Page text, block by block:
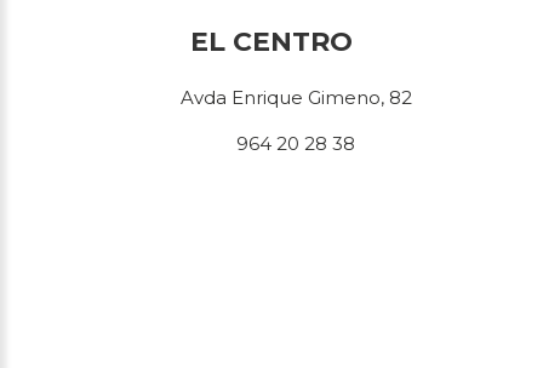
EL CENTRO
Avda Enrique Gimeno, 82
964 20 28 38